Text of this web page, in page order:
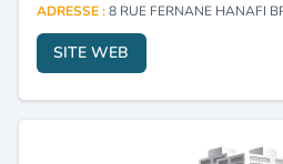
ADRESSE :8 RUE FERNANE HANAFI
SITE WEB